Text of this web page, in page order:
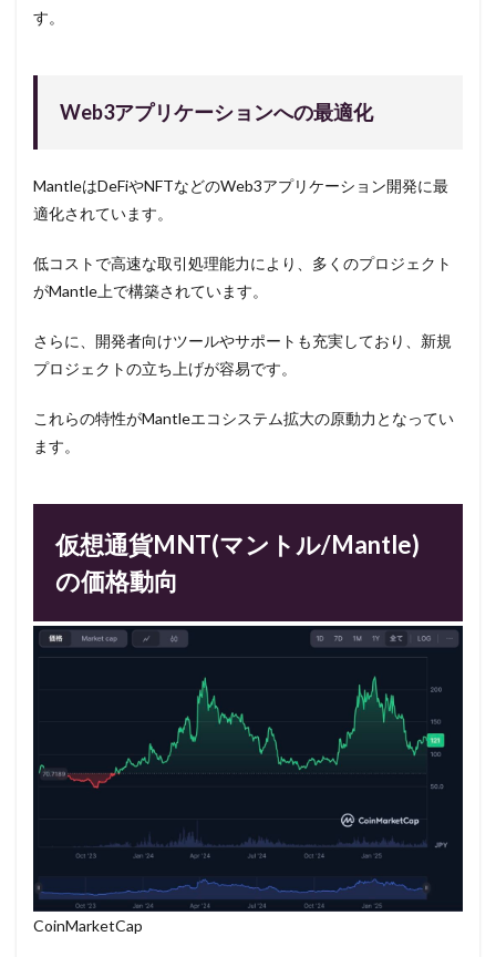
す。
Web3アプリケーションへの最適化
MantleはDeFiやNFTなどのWeb3アプリケーション開発に最
適化されています。
低コストで高速な取引処理能力により、多くのプロジェクト
がMantle上で構築されています。
さらに、開発者向けツールやサポートも充実しており、新規
プロジェクトの立ち上げが容易です。
これらの特性がMantleエコシステム拡大の原動力となってい
ます。
仮想通貨MNT(マントル/Mantle)
の価格動向
CoinMarketCap